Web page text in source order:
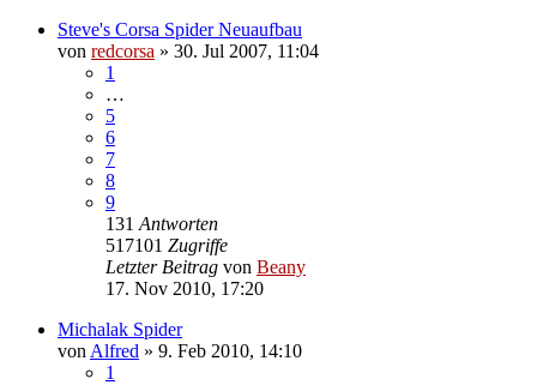
Steve's Corsa Spider Neuaufbau
von redcorsa » 30. Jul 2007, 11:04
1
…
5
6
7
8
9
131 Antworten
517101 Zugriffe
Letzter Beitrag von Beany
17. Nov 2010, 17:20
Michalak Spider
von Alfred » 9. Feb 2010, 14:10
1